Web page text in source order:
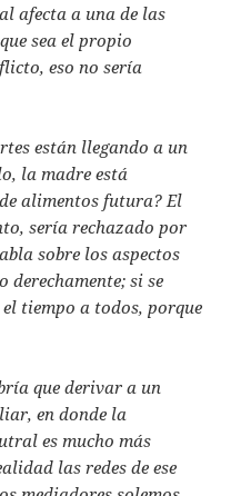
afecta a una de las
sea el propio
eso no sería
están llegando a un
la madre está
alimentos futura? El
sería rechazado por
sobre los aspectos
si se
tiempo a todos, porque
que derivar a un
en donde la
es mucho más
las redes de ese